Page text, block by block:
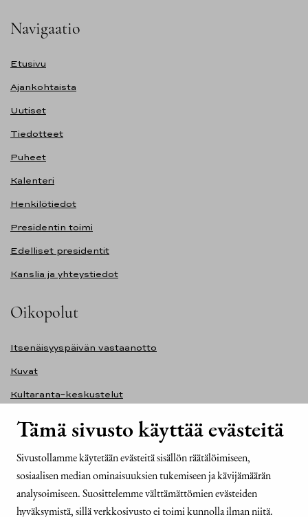
Tämä sivusto käyttää evästeitä
Sivustollamme käytetään evästeitä sisällön räätälöimiseen,
sosiaalisen median ominaisuuksien tukemiseen ja kävijämäärän
analysoimiseen. Suosittelemme välttämättömien evästeiden
hyväksymistä, sillä verkkosivusto ei toimi kunnolla ilman niitä.
Navigaatio
Etusivu
Ajankohtaista
Uutiset
Tiedotteet
Puheet
Kalenteri
Henkilötiedot
Presidentin toimi
Edelliset presidentit
Kanslia ja yhteystiedot
Oikopolut
Itsenäisyyspäivän vastaanotto
Kuvat
Kultaranta-keskustelut
Presidentti.fi-sivuston saavutettavuusseloste
Yhteystiedot